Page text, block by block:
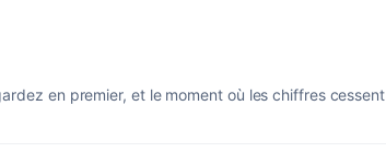
en premier, et le moment où les chiffres cessent